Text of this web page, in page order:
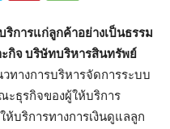
การแก่ลูกค้าอย่างเป็นธรรม
กิจ บริษัทบริหารสินทรัพย์
ทางการบริหารจัดการระบบ
ะธุรกิจของผู้ให้บริการ
บริการทางการเงินดูแลลูก